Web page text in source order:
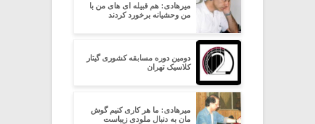
میرهادی: هم قبیله ای های من با
من وحشیانه برخورد کردند
دومین دوره مسابقه کشوری گیتار
کلاسیک تهران
میرهادی: ما هر کاری کنیم گوش
مان به دنبال ملودی زیباست